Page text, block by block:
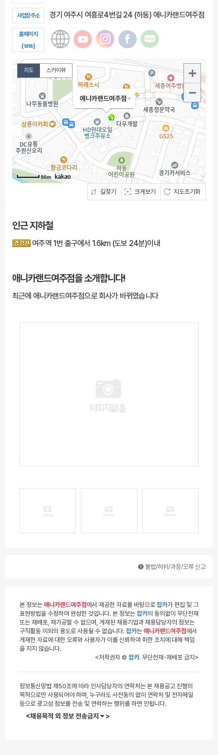
사업장주소 경기 여주시 여흥로4번길 24 (하동) 애니카랜드여주점
홈페이지
(sns)
애니카랜드여주점
50m
지도 스카이뷰
지도초기화
크게보기
길찾기
인근 지하철
여주역 1번 출구에서 1.6km (도보 24분)이내
애니카랜드여주점을소개합니다!
최근에 애니카랜드여주점으로 회사가 바뀌였습니다
불법/허위/과장/오류 신고
본 정보는 애니카랜드여주점에서 제공한 자료를 바탕으로 잡카가 편집 및 그
표현방법을 수정하여 완성한 것입니다. 본 정보는 잡카의 동의없이 무단전재
또는 재배포, 재가공할 수 없으며, 게재된 채용기업과 채용담당자의 정보는
구직활동 이외의 용도로 사용될 수 없습니다. 잡카는 애니카랜드여주점에서
게재한 자료에 대한 오류와 사용자가 이를 신뢰하여 취한 조치에 대해 책임
을 지지 않습니다.
<저작권자 © 잡카. 무단전재-재배포 금지>
정보통신망법 제50조에 따라 인사담당자의 연락처는 본 채용공고 진행의
목적으로만 사용되어야 하며, 누구라도 사전동의 없이 연락처 및 전자메일
등으로 광고성 정보를 전송 및 연락하는 행위를 하면 안됩니다.
<채용목적 외 정보 전송금지 >